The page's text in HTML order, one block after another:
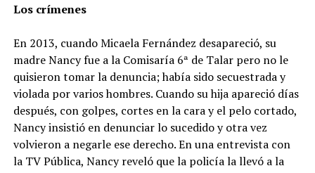
Los crímenes
En 2013, cuando Micaela Fernández desapareció, su
madre Nancy fue a la Comisaría 6ª de Talar pero no le
quisieron tomar la denuncia; había sido secuestrada y
violada por varios hombres. Cuando su hija apareció días
después, con golpes, cortes en la cara y el pelo cortado,
Nancy insistió en denunciar lo sucedido y otra vez
volvieron a negarle ese derecho. En una entrevista con
la TV Pública, Nancy reveló que la policía la llevó a la